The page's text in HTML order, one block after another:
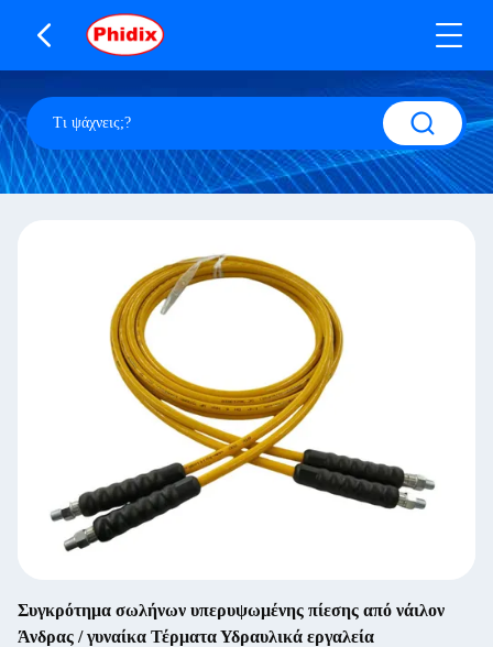
Συγκρότημα σωλήνων υπερυψωμένης πίεσης από νάιλον
Άνδρας / γυναίκα Τέρματα Υδραυλικά εργαλεία